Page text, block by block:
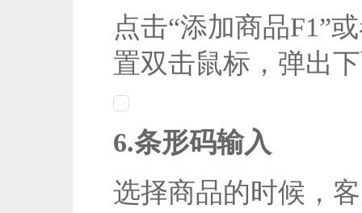
点击“添加商品F1”
置双击鼠标，弹出
6.条形码输入
选择商品的时候，